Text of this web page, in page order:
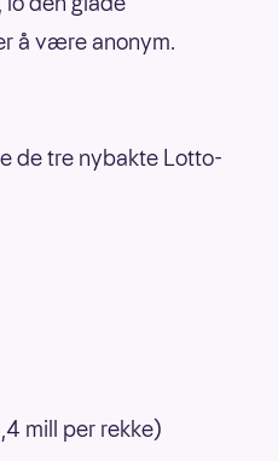
å være anonym.
de tre nybakte Lotto-
mill per rekke)